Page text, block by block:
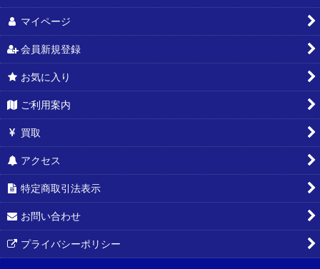
マイページ
会員新規登録
お気に入り
ご利用案内
買取
アクセス
特定商取引法表示
お問い合わせ
プライバシーポリシー